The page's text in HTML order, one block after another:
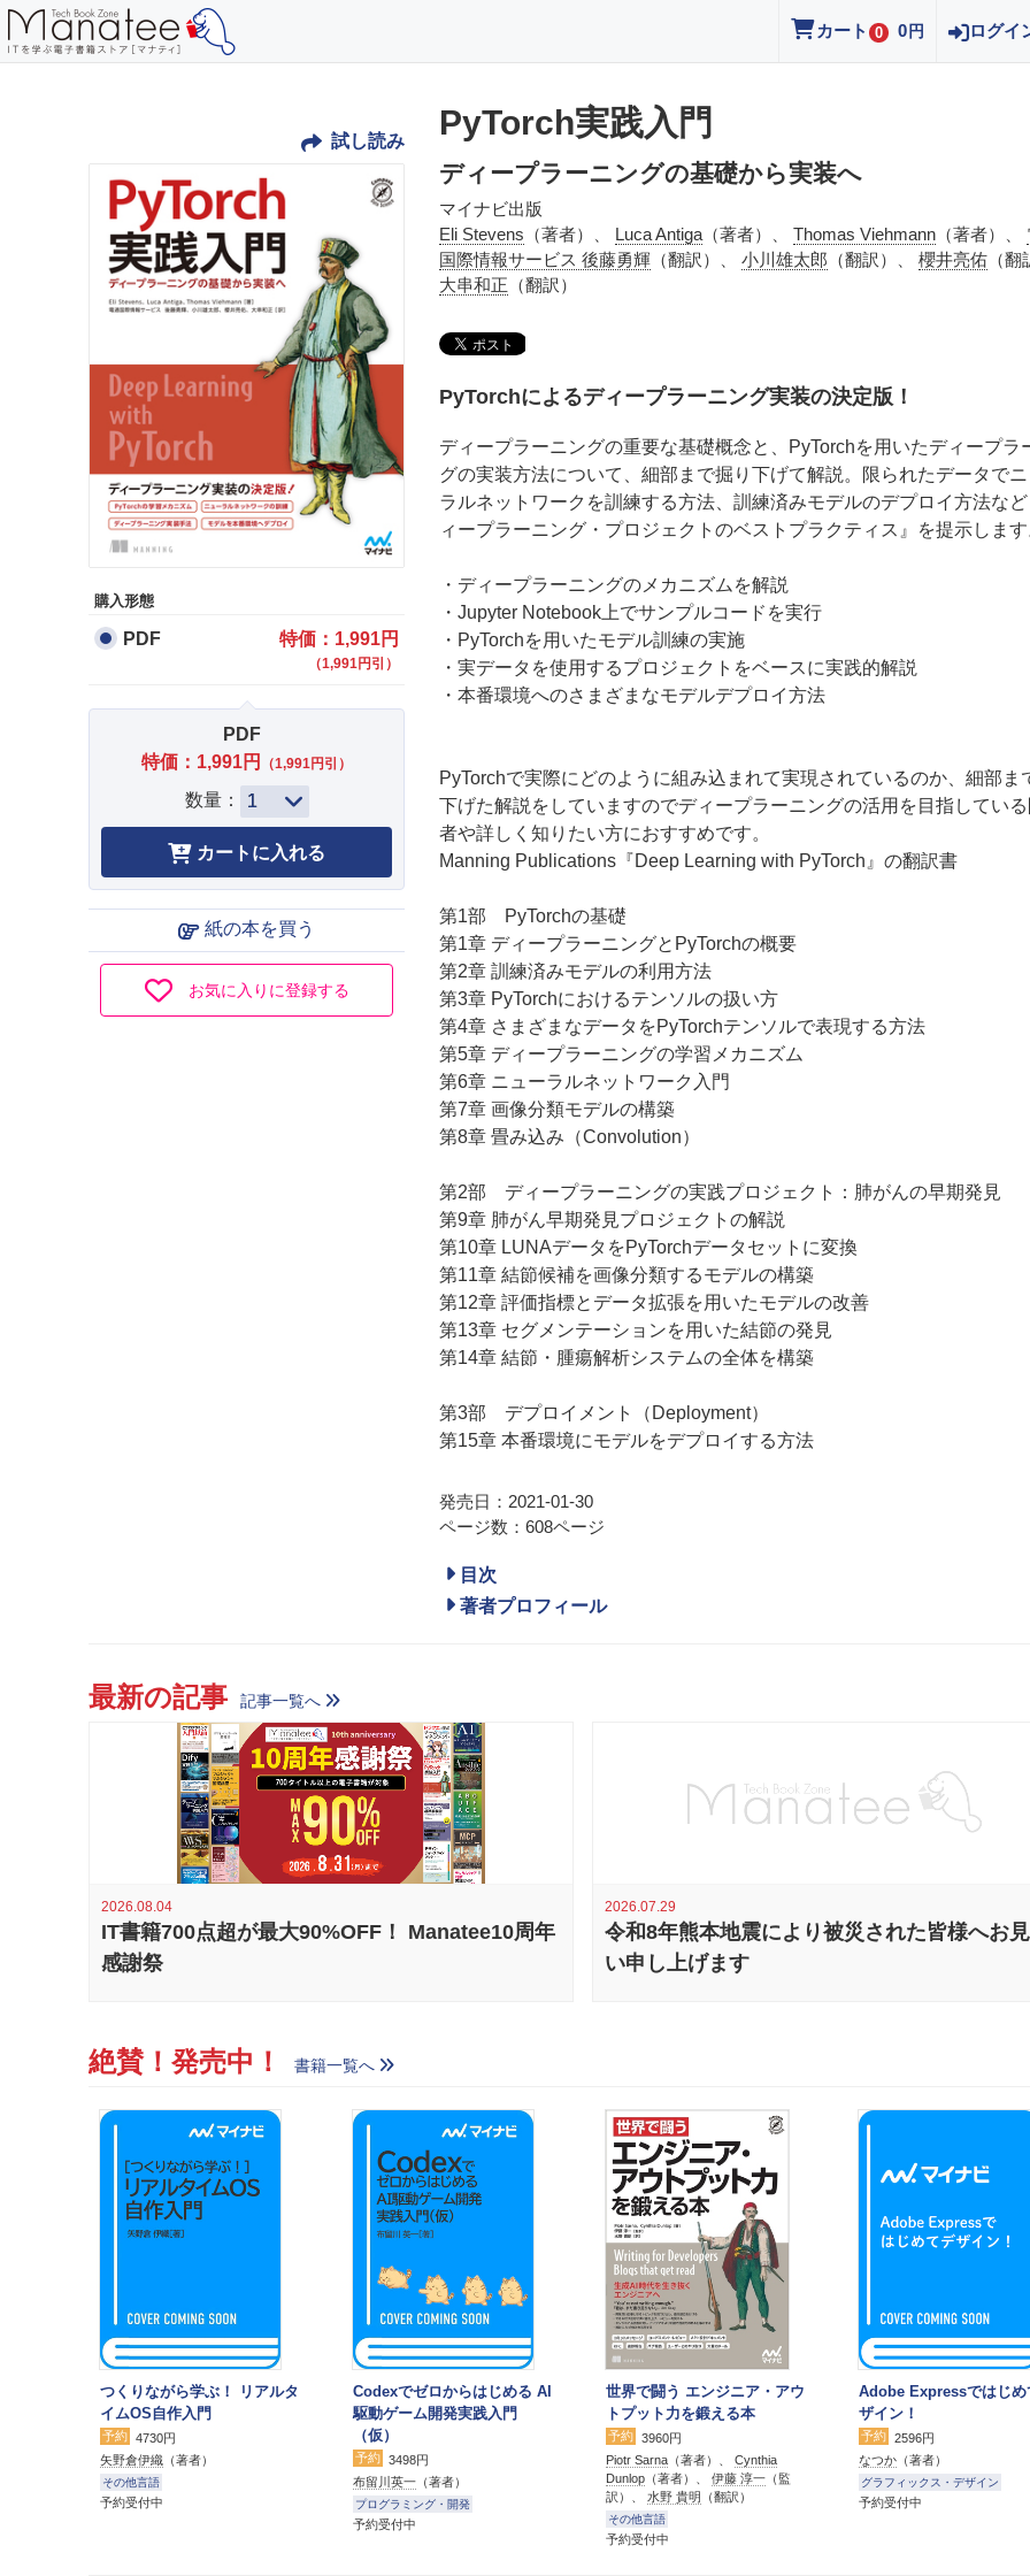
カート 0 0 円 ログイ
試し読み
購入形態
PDF 特価：1,991円
（1,991円引）
PDF
特価：1,991円
（1,991円引）
数量：
紙の本を買う
お気に入りに登録する
PyTorch実践入門
ディープラーニングの基礎から実装へ
マイナビ出版
Eli Stevens （著者）、 Luca Antiga （著者）、 Thomas Viehmann （著者）、
国際情報サービス 後藤勇輝 （翻訳）、 小川雄太郎 （翻訳）、 櫻井亮佑 （
大串和正 （翻訳）
PyTorchによるディープラーニング実装の決定版！
ディープラーニングの重要な基礎概念と、PyTorchを用いたディープラ
グの実装方法について、細部まで掘り下げて解説。限られたデータで
ラルネットワークを訓練する方法、訓練済みモデルのデプロイ方法な
ィープラーニング・プロジェクトのベストプラクティス』を提示しま
・ディープラーニングのメカニズムを解説
・Jupyter Notebook上でサンプルコードを実行
・PyTorchを用いたモデル訓練の実施
・実データを使用するプロジェクトをベースに実践的解説
・本番環境へのさまざまなモデルデプロイ方法
PyTorchで実際にどのように組み込まれて実現されているのか、細部ま
下げた解説をしていますのでディープラーニングの活用を目指してい
者や詳しく知りたい方におすすめです。
Manning Publications『Deep Learning with PyTorch』の翻訳書
第1部 PyTorchの基礎
第1章 ディープラーニングとPyTorchの概要
第2章 訓練済みモデルの利用方法
第3章 PyTorchにおけるテンソルの扱い方
第4章 さまざまなデータをPyTorchテンソルで表現する方法
第5章 ディープラーニングの学習メカニズム
第6章 ニューラルネットワーク入門
第7章 画像分類モデルの構築
第8章 畳み込み（Convolution）
第2部 ディープラーニングの実践プロジェクト：肺がんの早期発見
第9章 肺がん早期発見プロジェクトの解説
第10章 LUNAデータをPyTorchデータセットに変換
第11章 結節候補を画像分類するモデルの構築
第12章 評価指標とデータ拡張を用いたモデルの改善
第13章 セグメンテーションを用いた結節の発見
第14章 結節・腫瘍解析システムの全体を構築
第3部 デプロイメント（Deployment）
第15章 本番環境にモデルをデプロイする方法
発売日：2021-01-30
ページ数：608ページ
目次
著者プロフィール
最新の記事 記事一覧へ
2026.08.04
IT書籍700点超が最大90%OFF！ Manatee10周年
感謝祭
2026.07.29
令和8年熊本地震により被災された皆様へお
い申し上げます
絶賛！発売中！ 書籍一覧へ
つくりながら学ぶ！ リアルタ
イムOS自作入門
予約 4730円
矢野倉伊織 （著者）
その他言語
予約受付中
Codexでゼロからはじめる AI
駆動ゲーム開発実践入門
（仮）
予約 3498円
布留川英一 （著者）
プログラミング・開発
予約受付中
世界で闘う エンジニア・アウ
トプット力を鍛える本
予約 3960円
Piotr Sarna （著者）、 Cynthia
Dunlop （著者）、 伊藤 淳一 （監
訳）、 水野 貴明 （翻訳）
その他言語
予約受付中
Adobe Expressではじめ
ザイン！
予約 2596円
なつか （著者）
グラフィックス・デザイン
予約受付中